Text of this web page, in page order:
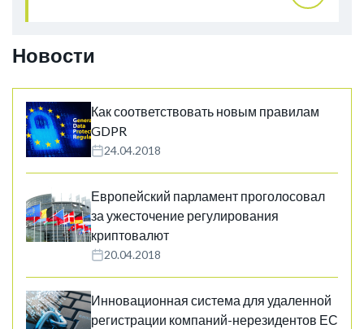
Новости
Как соответствовать новым правилам
GDPR
24.04.2018
Европейский парламент проголосовал
за ужесточение регулирования
криптовалют
20.04.2018
Инновационная система для удаленной
регистрации компаний-нерезидентов ЕС